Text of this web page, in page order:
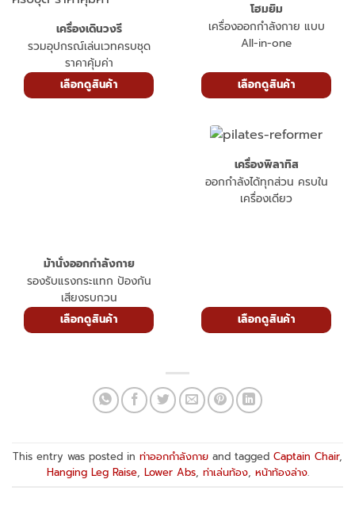
เครื่องเดินวงรี
รวมอุปกรณ์เล่นเวทครบชุด
ราคาคุ้มค่า
เลือกดูสินค้า
โฮมยิม
เครื่องออกกำลังกาย แบบ
All-in-one
เลือกดูสินค้า
ม้านั่งออกกำลังกาย
รองรับแรงกระแทก ป้องกัน
เสียงรบกวน
เลือกดูสินค้า
เครื่องพิลาทิส
ออกกำลังได้ทุกส่วน ครบใน
เครื่องเดียว
เลือกดูสินค้า
This entry was posted in ท่าออกกำลังกาย and tagged Captain Chair,
Hanging Leg Raise, Lower Abs, ท่าเล่นท้อง, หน้าท้องล่าง.